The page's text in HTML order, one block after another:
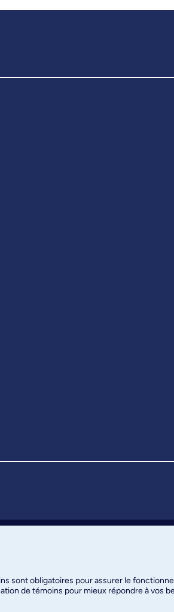
sont obligatoires pour assurer le
de témoins pour mieux répondre à vos